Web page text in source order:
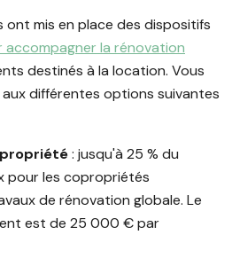
mis en place des dispositifs
accompagner la rénovation
destinés à la location. Vous
différentes options suivantes
: jusqu'à 25 % du
pour les copropriétés
de rénovation globale. Le
est de 25 000 € par